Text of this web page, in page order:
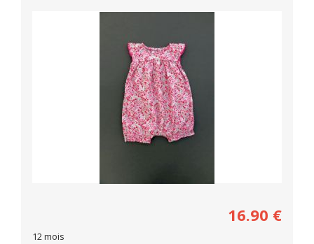
16.90 €
12 mois